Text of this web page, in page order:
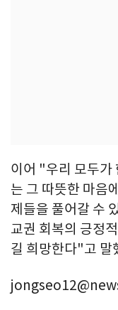
이어 "우리 모두가
는 그 따뜻한 마음
제들을 풀어갈 수
교권 회복의 긍정
길 희망한다"고 말